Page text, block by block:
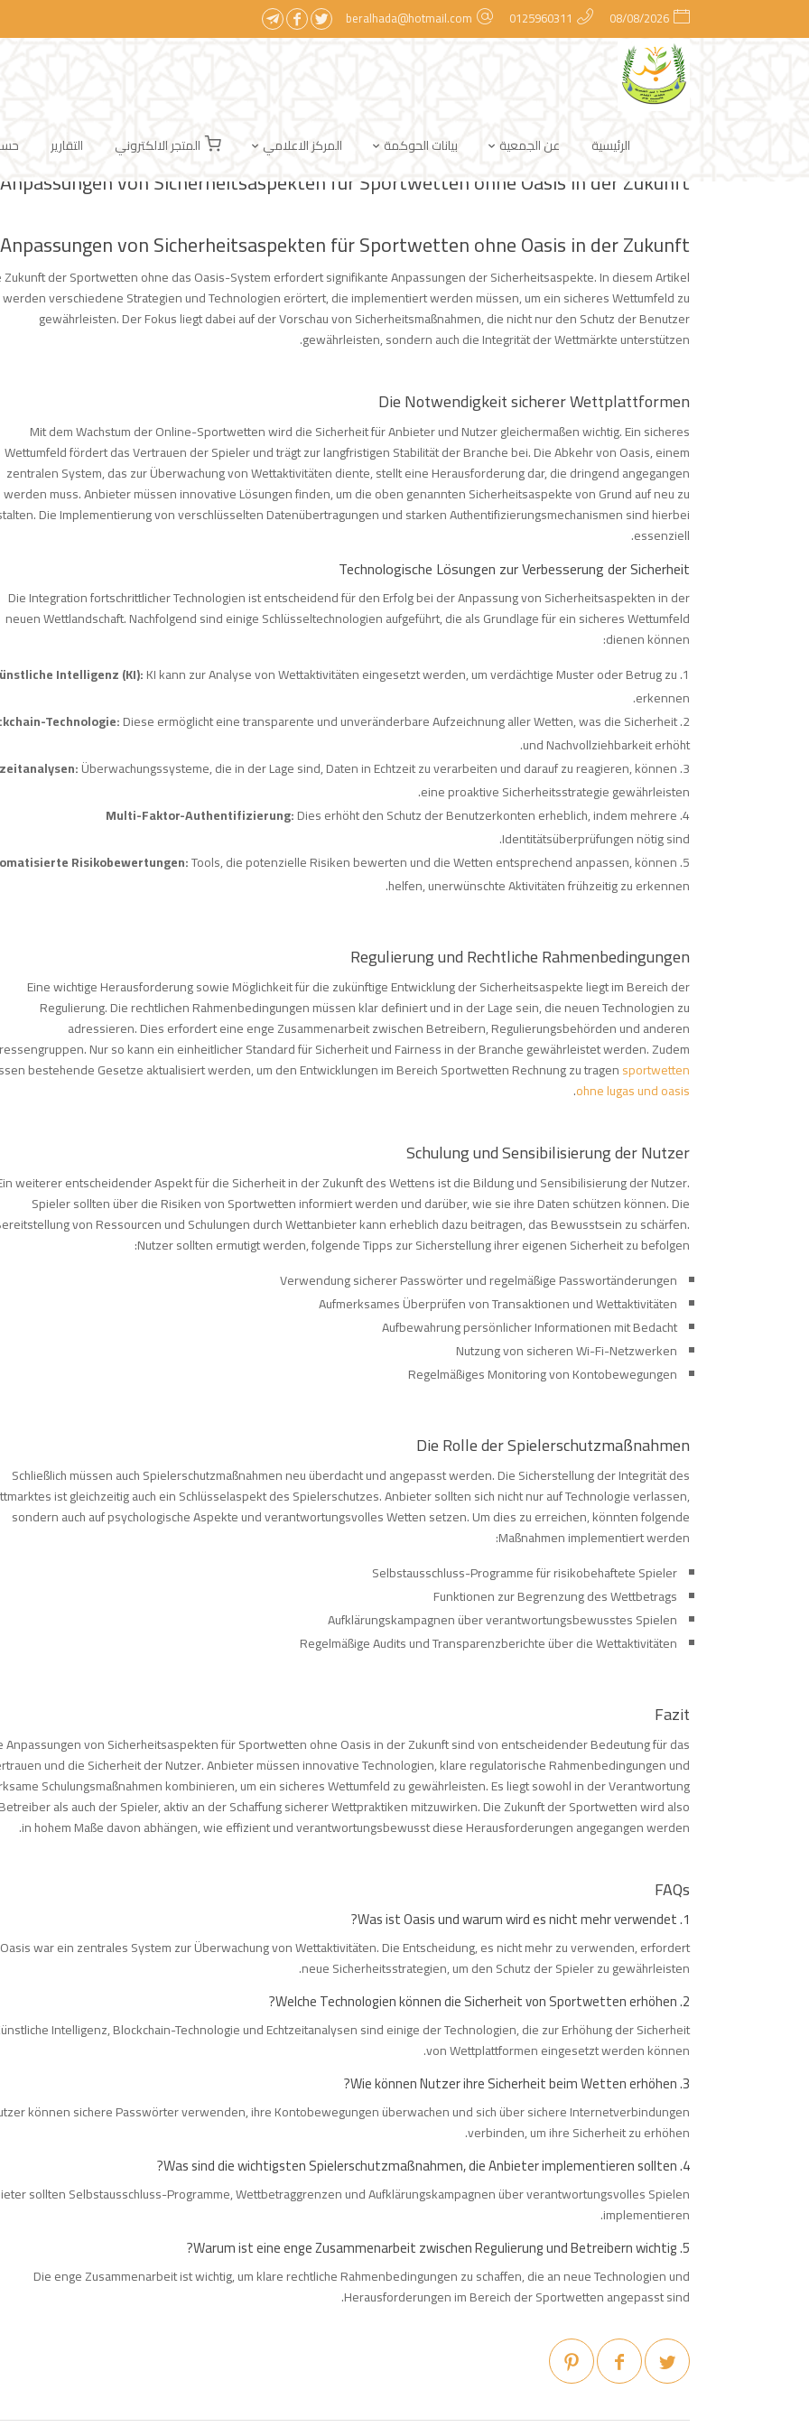
08/08/2026
0125960311
beralhada@hotmail.com
الرئيسية عن الجمعية بيانات الحوكمة المركز الاعلامي المتجر الالكتروني التقارير admlnlx| 17/05/2026 | الاخبار|
Anpassungen von Sicherheitsaspekten für Sportwetten ohne Oasis in der Zukunft
Anpassungen von Sicherheitsaspekten für Sportwetten ohne Oasis in der Zukunft
Zukunft der Sportwetten ohne das Oasis-System erfordert signifikante Anpassungen der Sicherheitsaspekte. In diesem Artikel
werden verschiedene Strategien und Technologien erörtert, die implementiert werden müssen, um ein sicheres Wettumfeld zu
gewährleisten. Der Fokus liegt dabei auf der Vorschau von Sicherheitsmaßnahmen, die nicht nur den Schutz der Benutzer
gewährleisten, sondern auch die Integrität der Wettmärkte unterstützen.
Die Notwendigkeit sicherer Wettplattformen
Mit dem Wachstum der Online-Sportwetten wird die Sicherheit für Anbieter und Nutzer gleichermaßen wichtig. Ein sicheres
Wettumfeld fördert das Vertrauen der Spieler und trägt zur langfristigen Stabilität der Branche bei. Die Abkehr von Oasis, einem
zentralen System, das zur Überwachung von Wettaktivitäten diente, stellt eine Herausforderung dar, die dringend angegangen
werden muss. Anbieter müssen innovative Lösungen finden, um die oben genannten Sicherheitsaspekte von Grund auf neu zu
Die Implementierung von verschlüsselten Datenübertragungen und starken Authentifizierungsmechanismen sind hierbei
essenziell.
Technologische Lösungen zur Verbesserung der Sicherheit
Die Integration fortschrittlicher Technologien ist entscheidend für den Erfolg bei der Anpassung von Sicherheitsaspekten in der
neuen Wettlandschaft. Nachfolgend sind einige Schlüsseltechnologien aufgeführt, die als Grundlage für ein sicheres Wettumfeld
dienen können:
Intelligenz (KI):KI kann zur Analyse von Wettaktivitäten eingesetzt werden, um verdächtige Muster oder Betrug zu
erkennen.
Technologie:Diese ermöglicht eine transparente und unveränderbare Aufzeichnung aller Wetten, was die Sicherheit
und Nachvollziehbarkeit erhöht.
Überwachungssysteme, die in der Lage sind, Daten in Echtzeit zu verarbeiten und darauf zu reagieren, können
eine proaktive Sicherheitsstrategie gewährleisten.
Multi-Faktor-Authentifizierung:Dies erhöht den Schutz der Benutzerkonten erheblich, indem mehrere
Identitätsüberprüfungen nötig sind.
Risikobewertungen:Tools, die potenzielle Risiken bewerten und die Wetten entsprechend anpassen, können
helfen, unerwünschte Aktivitäten frühzeitig zu erkennen.
Regulierung und Rechtliche Rahmenbedingungen
Eine wichtige Herausforderung sowie Möglichkeit für die zukünftige Entwicklung der Sicherheitsaspekte liegt im Bereich der
Regulierung. Die rechtlichen Rahmenbedingungen müssen klar definiert und in der Lage sein, die neuen Technologien zu
adressieren. Dies erfordert eine enge Zusammenarbeit zwischen Betreibern, Regulierungsbehörden und anderen
Nur so kann ein einheitlicher Standard für Sicherheit und Fairness in der Branche gewährleistet werden. Zudem
bestehende Gesetze aktualisiert werden, um den Entwicklungen im Bereich Sportwetten Rechnung zu tragensportwetten
ohne lugas und oasis
.
Schulung und Sensibilisierung der Nutzer
weiterer entscheidender Aspekt für die Sicherheit in der Zukunft des Wettens ist die Bildung und Sensibilisierung der Nutzer.
Spieler sollten über die Risiken von Sportwetten informiert werden und darüber, wie sie ihre Daten schützen können. Die
von Ressourcen und Schulungen durch Wettanbieter kann erheblich dazu beitragen, das Bewusstsein zu schärfen.
Nutzer sollten ermutigt werden, folgende Tipps zur Sicherstellung ihrer eigenen Sicherheit zu befolgen:
Verwendung sicherer Passwörter und regelmäßige Passwortänderungen
Aufmerksames Überprüfen von Transaktionen und Wettaktivitäten
Aufbewahrung persönlicher Informationen mit Bedacht
Nutzung von sicheren Wi-Fi-Netzwerken
Regelmäßiges Monitoring von Kontobewegungen
Die Rolle der Spielerschutzmaßnahmen
Schließlich müssen auch Spielerschutzmaßnahmen neu überdacht und angepasst werden. Die Sicherstellung der Integrität des
ist gleichzeitig auch ein Schlüsselaspekt des Spielerschutzes. Anbieter sollten sich nicht nur auf Technologie verlassen,
sondern auch auf psychologische Aspekte und verantwortungsvolles Wetten setzen. Um dies zu erreichen, könnten folgende
Maßnahmen implementiert werden:
Selbstausschluss-Programme für risikobehaftete Spieler
Funktionen zur Begrenzung des Wettbetrags
Aufklärungskampagnen über verantwortungsbewusstes Spielen
Regelmäßige Audits und Transparenzberichte über die Wettaktivitäten
Fazit
Anpassungen von Sicherheitsaspekten für Sportwetten ohne Oasis in der Zukunft sind von entscheidender Bedeutung für das
und die Sicherheit der Nutzer. Anbieter müssen innovative Technologien, klare regulatorische Rahmenbedingungen und
Schulungsmaßnahmen kombinieren, um ein sicheres Wettumfeld zu gewährleisten. Es liegt sowohl in der Verantwortung
als auch der Spieler, aktiv an der Schaffung sicherer Wettpraktiken mitzuwirken. Die Zukunft der Sportwetten wird also
in hohem Maße davon abhängen, wie effizient und verantwortungsbewusst diese Herausforderungen angegangen werden.
FAQs
1. Was ist Oasis und warum wird es nicht mehr verwendet?
Oasis war ein zentrales System zur Überwachung von Wettaktivitäten. Die Entscheidung, es nicht mehr zu verwenden, erfordert
neue Sicherheitsstrategien, um den Schutz der Spieler zu gewährleisten.
2. Welche Technologien können die Sicherheit von Sportwetten erhöhen?
Intelligenz, Blockchain-Technologie und Echtzeitanalysen sind einige der Technologien, die zur Erhöhung der Sicherheit
von Wettplattformen eingesetzt werden können.
3. Wie können Nutzer ihre Sicherheit beim Wetten erhöhen?
können sichere Passwörter verwenden, ihre Kontobewegungen überwachen und sich über sichere Internetverbindungen
verbinden, um ihre Sicherheit zu erhöhen.
4. Was sind die wichtigsten Spielerschutzmaßnahmen, die Anbieter implementieren sollten?
sollten Selbstausschluss-Programme, Wettbetraggrenzen und Aufklärungskampagnen über verantwortungsvolles Spielen
implementieren.
5. Warum ist eine enge Zusammenarbeit zwischen Regulierung und Betreibern wichtig?
Die enge Zusammenarbeit ist wichtig, um klare rechtliche Rahmenbedingungen zu schaffen, die an neue Technologien und
Herausforderungen im Bereich der Sportwetten angepasst sind.